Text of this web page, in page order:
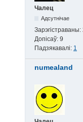
Чалец
Адсутнічае
Зарэгістраваны:
Допісаў: 9
Падзякавалі: 1
numealand